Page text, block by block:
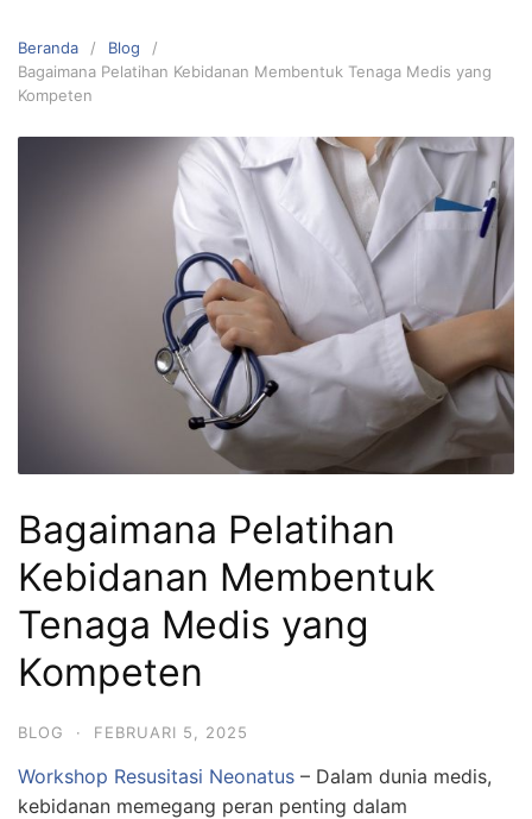
Beranda
Blog
Bagaimana Pelatihan Kebidanan Membentuk Tenaga Medis yang
Kompeten
Bagaimana Pelatihan
Kebidanan Membentuk
Tenaga Medis yang
Kompeten
BLOG · FEBRUARI 5, 2025
Workshop Resusitasi Neonatus – Dalam dunia medis,
kebidanan memegang peran penting dalam